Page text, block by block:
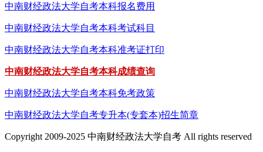
中南财经政法大学自考本科报名费用
中南财经政法大学自考本科考试科目
中南财经政法大学自考本科准考证打印
中南财经政法大学自考本科成绩查询
中南财经政法大学自考本科免考政策
中南财经政法大学自考专升本(专套本)招生简章
Copyright 2009-2025 中南财经政法大学自考 All rights reserved